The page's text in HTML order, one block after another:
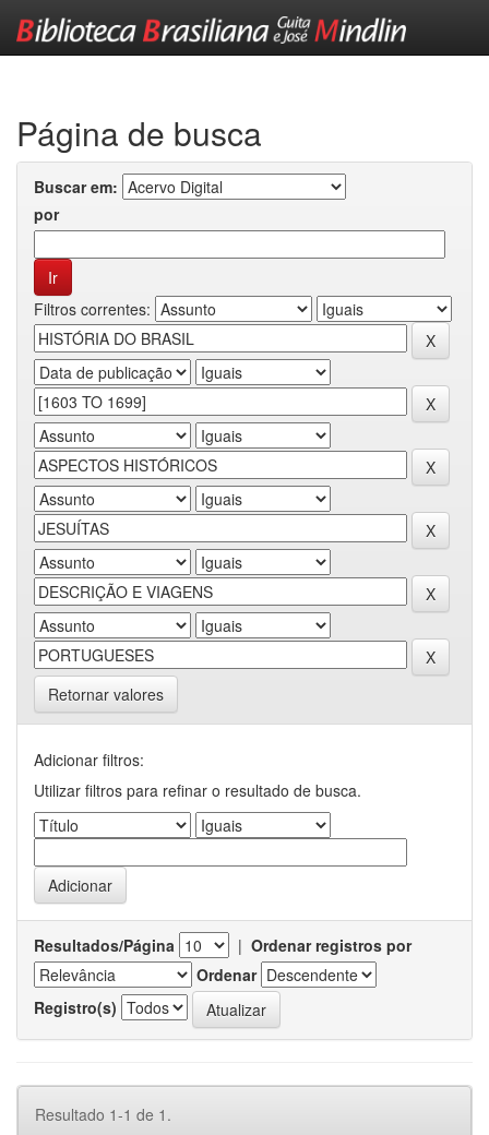
Página de busca
Buscar em:
por
Filtros correntes:
Retornar valores
Adicionar filtros:
Utilizar filtros para refinar o resultado de busca.
Resultados/Página | Ordenar registros por
Ordenar
Registro(s)
Resultado 1-1 de 1.